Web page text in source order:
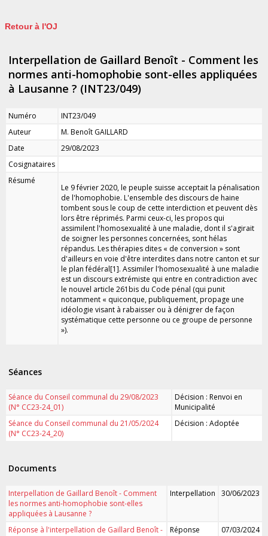
Retour à l'OJ
Interpellation de Gaillard Benoît - Comment les
normes anti-homophobie sont-elles appliquées
à Lausanne ? (INT23/049)
Numéro
INT23/049
Auteur
M. Benoît GAILLARD
Date
29/08/2023
Cosignataires
Résumé
Le 9 février 2020, le peuple suisse acceptait la pénalisation
de l'homophobie. L'ensemble des discours de haine
tombent sous le coup de cette interdiction et peuvent dès
lors être réprimés. Parmi ceux-ci, les propos qui
assimilent l'homosexualité à une maladie, dont il s'agirait
de soigner les personnes concernées, sont hélas
répandus. Les thérapies dites « de conversion » sont
d'ailleurs en voie d'être interdites dans notre canton et sur
le plan fédéral[1]. Assimiler l'homosexualité à une maladie
est un discours extrémiste qui entre en contradiction avec
le nouvel article 261bis du Code pénal (qui punit
notamment « quiconque, publiquement, propage une
idéologie visant à rabaisser ou à dénigrer de façon
systématique cette personne ou ce groupe de personne
»).
Séances
Séance du Conseil communal du 29/08/2023
(N° CC23-24_01)
Décision : Renvoi en
Municipalité
Séance du Conseil communal du 21/05/2024
(N° CC23-24_20)
Décision : Adoptée
Documents
Interpellation de Gaillard Benoît - Comment
les normes anti-homophobie sont-elles
appliquées à Lausanne ?
Interpellation 30/06/2023
Réponse à l'interpellation de Gaillard Benoît -
Réponse 07/03/2024